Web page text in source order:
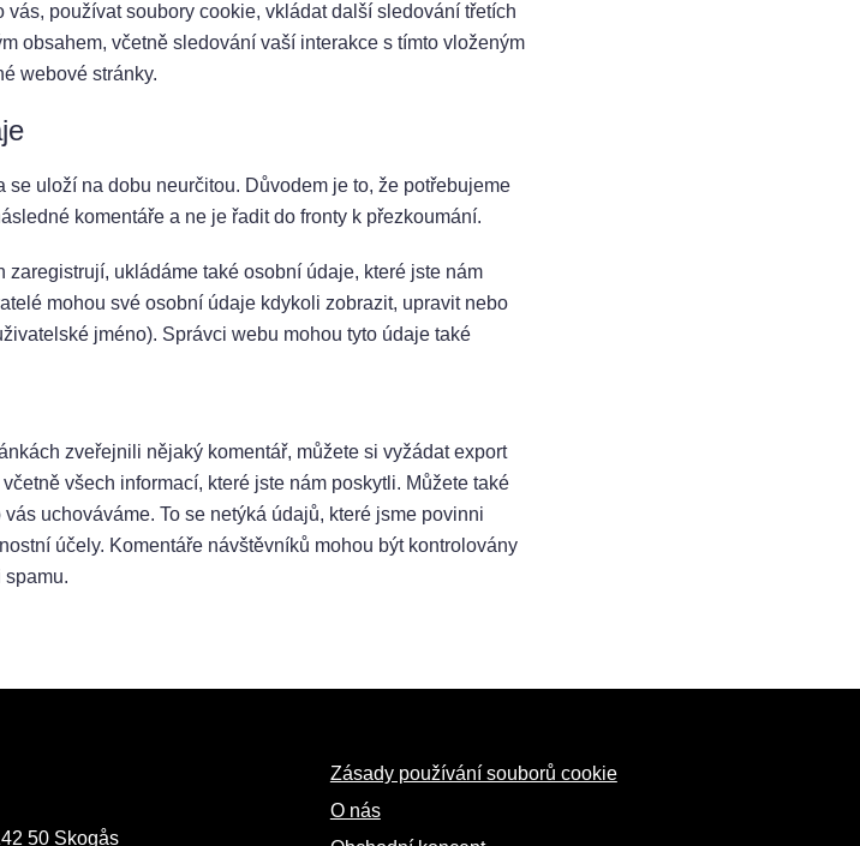
používat soubory cookie, vkládat další sledování třetích
obsahem, včetně sledování vaší interakce s tímto vloženým
webové stránky.
uloží na dobu neurčitou. Důvodem je to, že potřebujeme
komentáře a ne je řadit do fronty k přezkoumání.
ukládáme také osobní údaje, které jste nám
mohou své osobní údaje kdykoli zobrazit, upravit nebo
jméno). Správci webu mohou tyto údaje také
zveřejnili nějaký komentář, můžete si vyžádat export
všech informací, které jste nám poskytli. Můžete také
uchováváme. To se netýká údajů, které jsme povinni
účely. Komentáře návštěvníků mohou být kontrolovány
spamu.
50 Skogås
Zásady používání souborů cookie
O nás